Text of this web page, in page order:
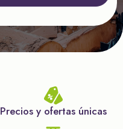
Precios y ofertas únicas